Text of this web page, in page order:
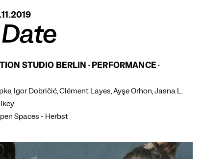
STUDIO BERLIN · PERFORMANCE ·
Igor Dobričić, Clément Layes, Ayşe Orhon, Jasna L.
Spaces - Herbst